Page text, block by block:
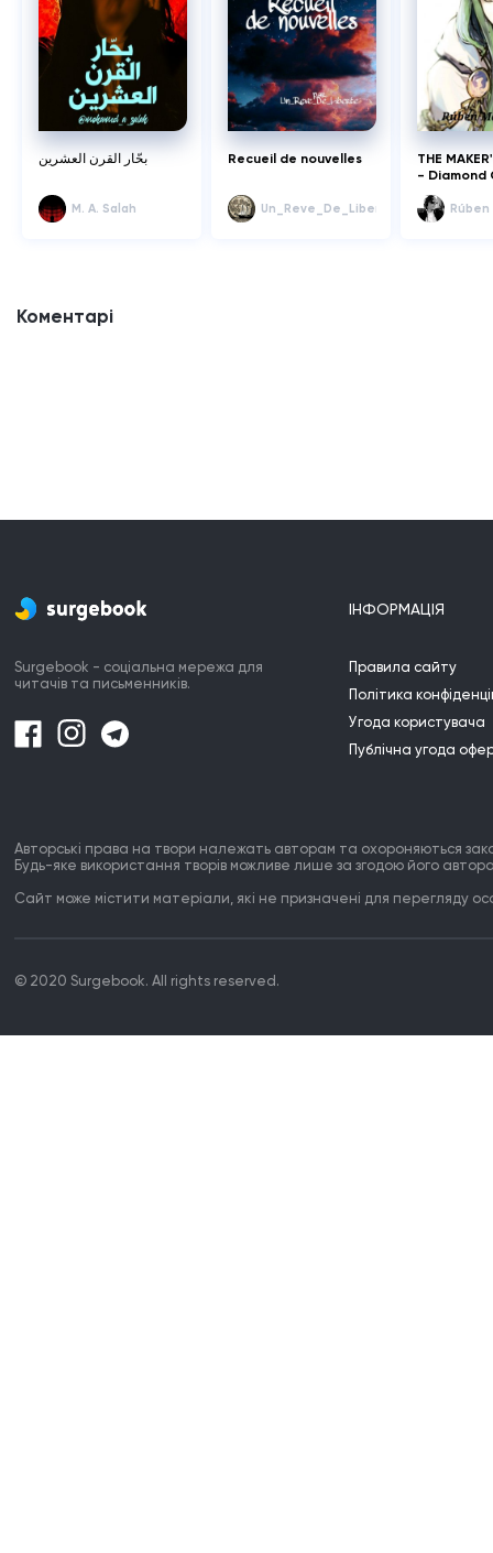
بحّار القرن العشرين
M. A. Salah
Recueil de nouvelles
Un_Reve_De_Liberte
THE
- Diamond
Коментарі
Surgebook - соціальна мережа для
читачів та письменників.
ІНФОРМАЦІЯ
Правила сайту
Політика
Угода користувача
Публічна угода
Авторські права на твори належать авторам та охороняються
Будь-яке використання творів можливе лише за згодою його
Сайт може містити матеріали, які не призначені для перегляду
© 2020 Surgebook. All rights reserved.